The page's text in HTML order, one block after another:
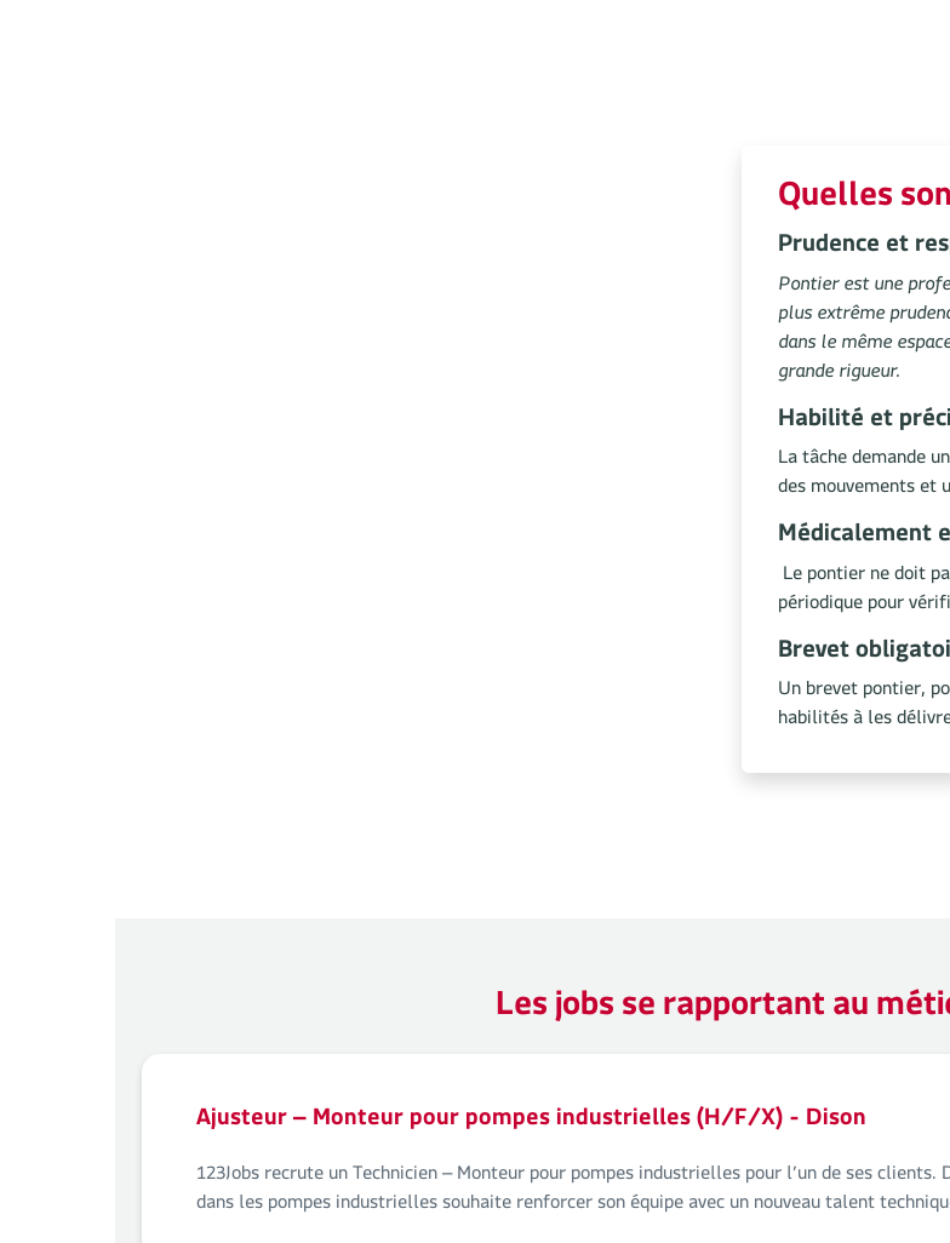
Quelles
Prudence et
Pontier est une
plus extrême
dans le même
grande rigueur.
Habilité et
La tâche demande
des mouvements et
Médicalement
Le pontier ne doit
périodique pour
Brevet
Un brevet pontier,
habilités à les
Les jobs se rapportant au
Ajusteur – Monteur pour pompes industrielles (H/F/X) - Dison
123Jobs recrute un Technicien – Monteur pour pompes industrielles pour l’un de ses
dans les pompes industrielles souhaite renforcer son équipe avec un nouveau talent